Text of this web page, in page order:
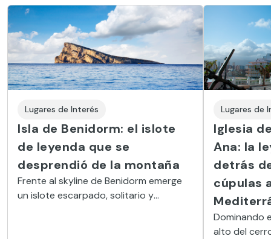
Lugares de Interés
Isla de Benidorm: el islote
de leyenda que se
desprendió de la montaña
Frente al skyline de Benidorm emerge
un islote escarpado, solitario y
Lugares de
Iglesia
Ana: la
detrás
cúpulas
Dominando
alto del